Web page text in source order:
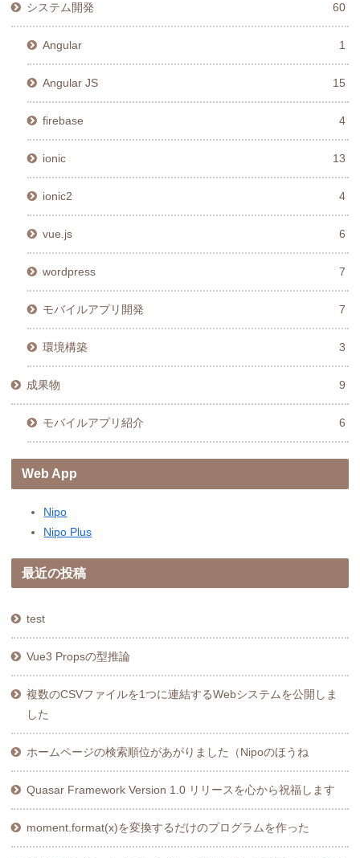
システム開発 60
Angular 1
Angular JS 15
firebase 4
ionic 13
ionic2 4
vue.js 6
wordpress 7
モバイルアプリ開発 7
環境構築 3
成果物 9
モバイルアプリ紹介 6
Web App
Nipo
Nipo Plus
最近の投稿
test
Vue3 Propsの型推論
複数のCSVファイルを1つに連結するWebシステムを公開しま
した
ホームページの検索順位があがりました（Nipoのほうね
Quasar Framework Version 1.0 リリースを心から祝福します
moment.format(x)を変換するだけのプログラムを作った